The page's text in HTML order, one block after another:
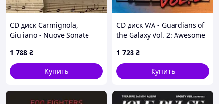
CD диск Carmignola,
Giuliano - Nuove Sonate
1 788 ₴
Купить
CD диск V/A - Guardians of
the Galaxy Vol. 2: Awesome
(0050087368715)
1 728 ₴
Купить